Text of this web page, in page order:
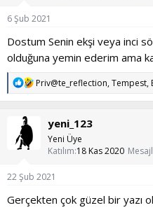
6 Şub 2021
Dostum Senin ekşi veya inci
olduğuna yemin ederim ama
T
p
Priv@te_reflection,Tempest,
yeni_123
Yeni Üye
Katılım 18 Kas 2020
22 Şub 2021
Gerçekten çok güzel bir yazı